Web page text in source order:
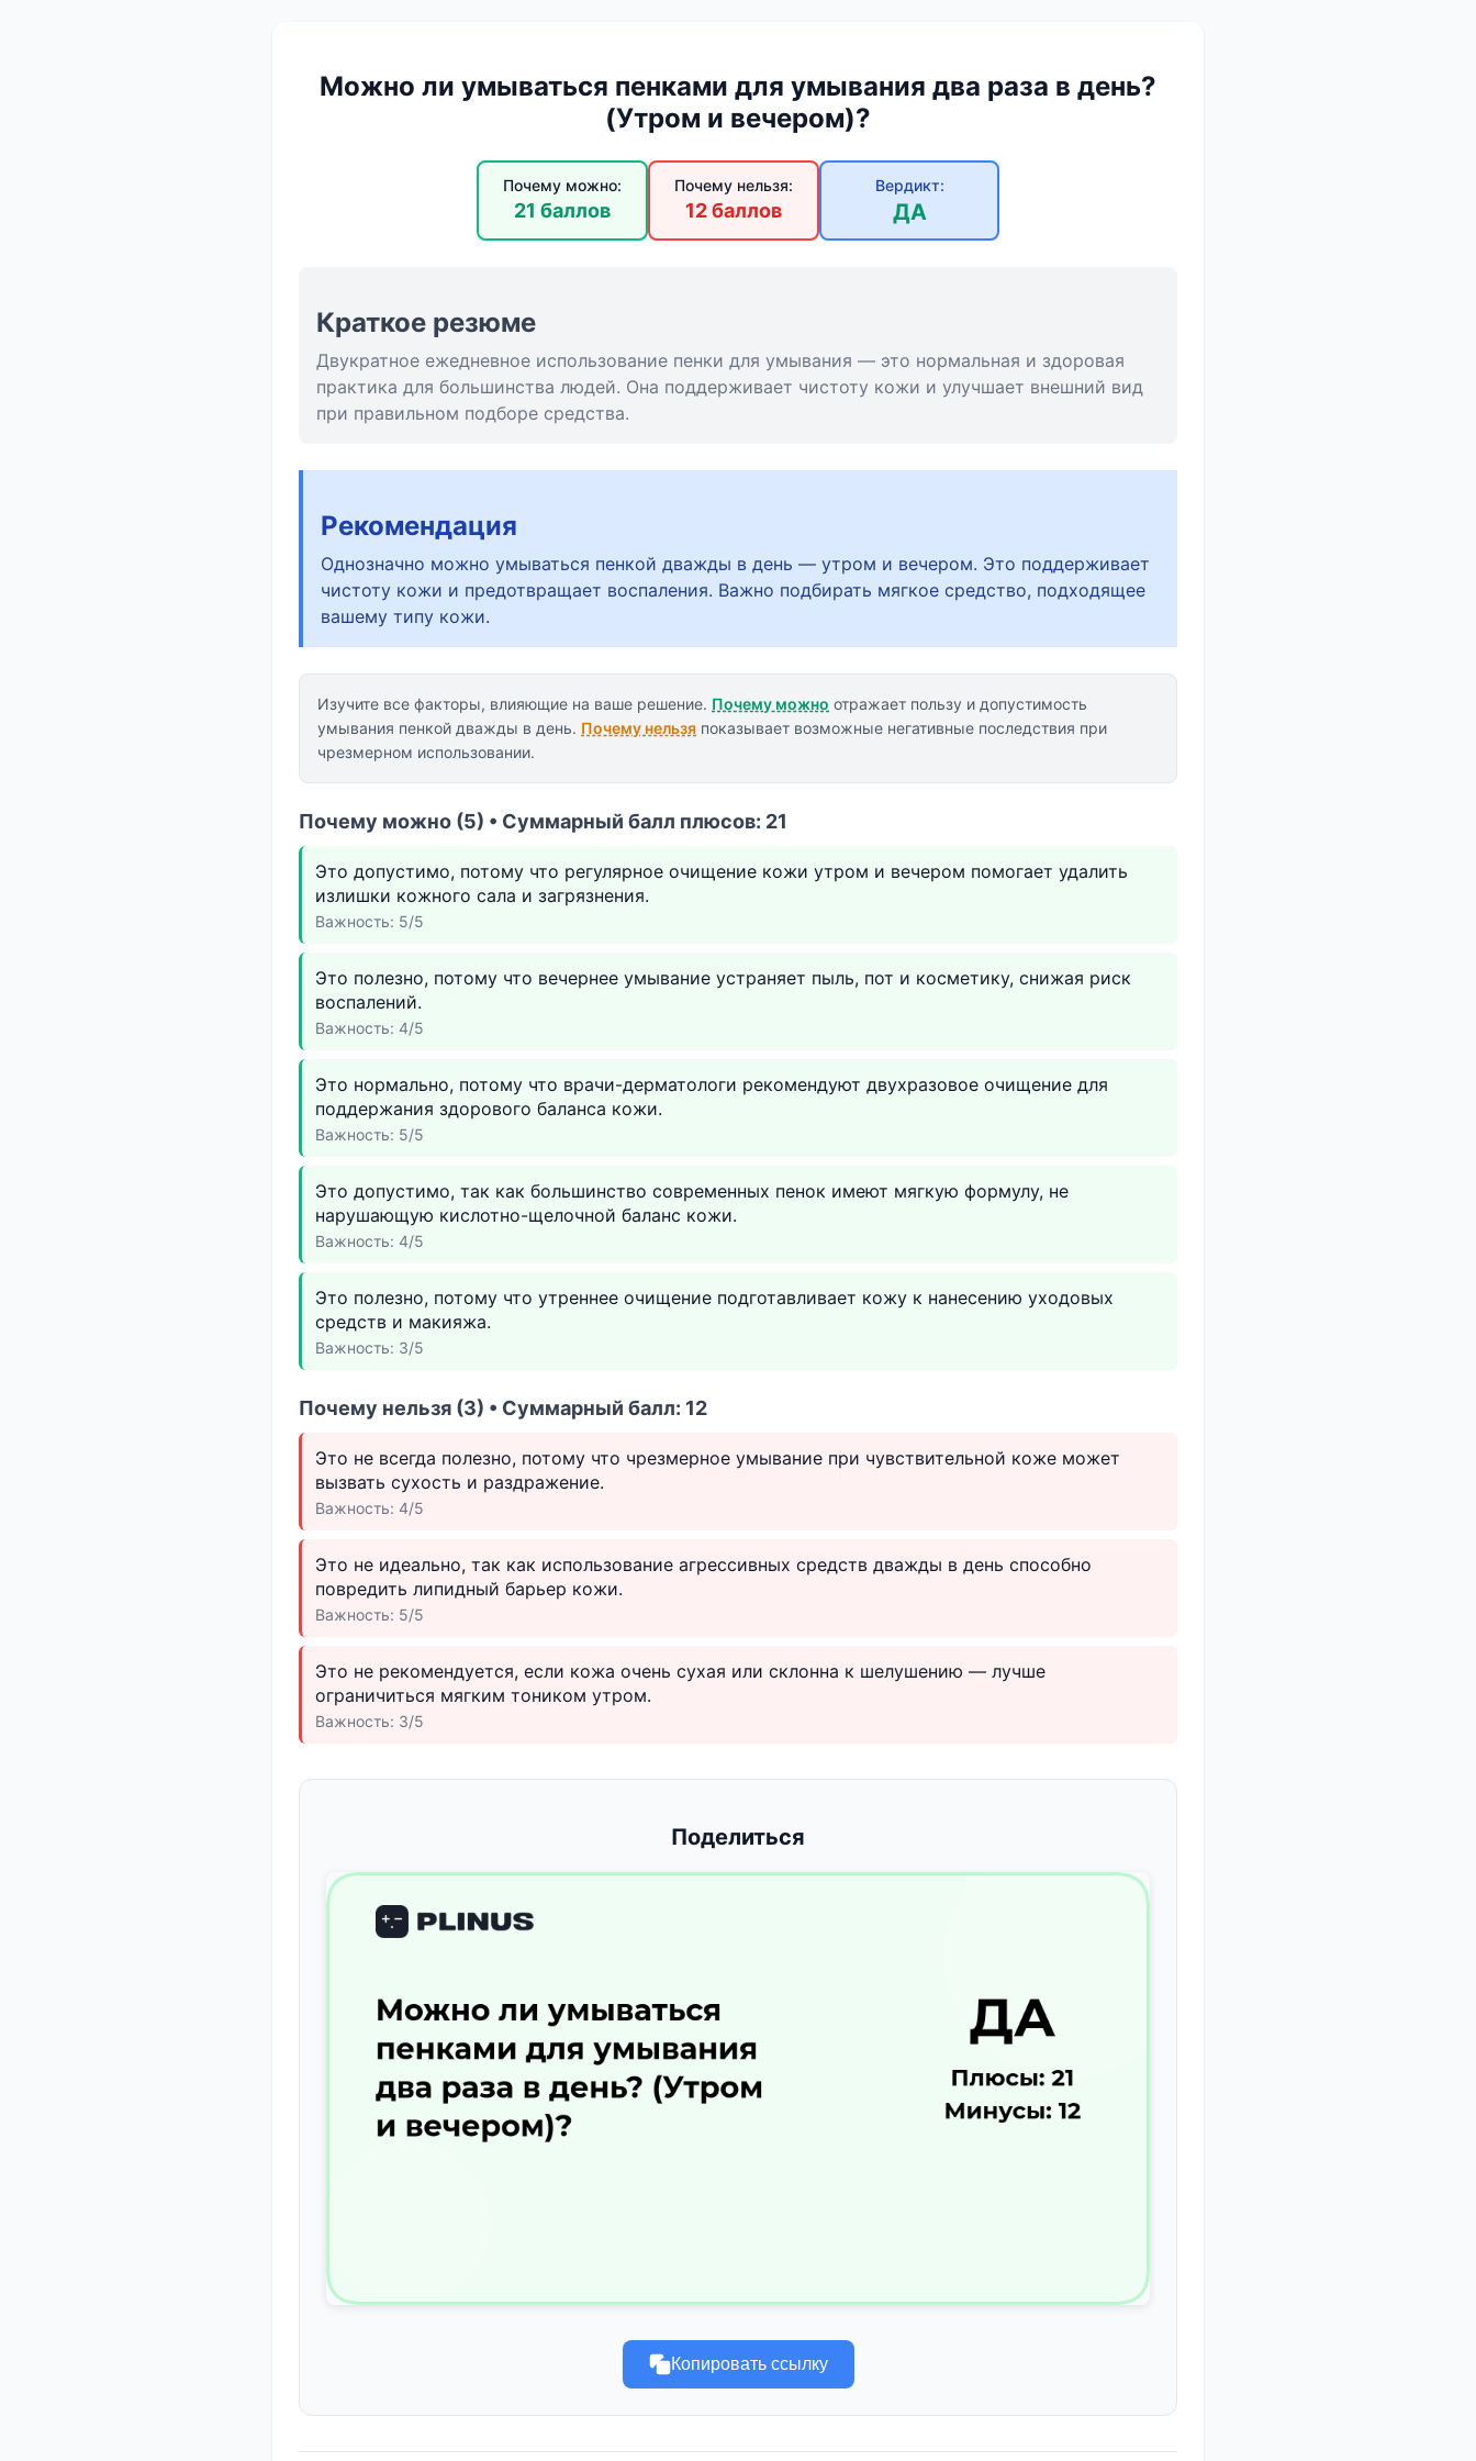
Можно ли умываться пенками для умывания два раза в день?
(Утром и вечером)?
Почему можно:
21 баллов
Почему нельзя:
12 баллов
Вердикт:
ДА
Краткое резюме
Двукратное ежедневное использование пенки для умывания — это нормальная и здоровая
практика для большинства людей. Она поддерживает чистоту кожи и улучшает внешний вид
при правильном подборе средства.
Рекомендация
Однозначно можно умываться пенкой дважды в день — утром и вечером. Это поддерживает
чистоту кожи и предотвращает воспаления. Важно подбирать мягкое средство, подходящее
вашему типу кожи.
Изучите все факторы, влияющие на ваше решение. Почему можно отражает пользу и допустимость
умывания пенкой дважды в день. Почему нельзя показывает возможные негативные последствия при
чрезмерном использовании.
Почему можно (5) • Суммарный балл плюсов: 21
Это допустимо, потому что регулярное очищение кожи утром и вечером помогает удалить
излишки кожного сала и загрязнения.
Важность: 5/5
Это полезно, потому что вечернее умывание устраняет пыль, пот и косметику, снижая риск
воспалений.
Важность: 4/5
Это нормально, потому что врачи-дерматологи рекомендуют двухразовое очищение для
поддержания здорового баланса кожи.
Важность: 5/5
Это допустимо, так как большинство современных пенок имеют мягкую формулу, не
нарушающую кислотно-щелочной баланс кожи.
Важность: 4/5
Это полезно, потому что утреннее очищение подготавливает кожу к нанесению уходовых
средств и макияжа.
Важность: 3/5
Почему нельзя (3) • Суммарный балл: 12
Это не всегда полезно, потому что чрезмерное умывание при чувствительной коже может
вызвать сухость и раздражение.
Важность: 4/5
Это не идеально, так как использование агрессивных средств дважды в день способно
повредить липидный барьер кожи.
Важность: 5/5
Это не рекомендуется, если кожа очень сухая или склонна к шелушению — лучше
ограничиться мягким тоником утром.
Важность: 3/5
Поделиться
Копировать ссылку